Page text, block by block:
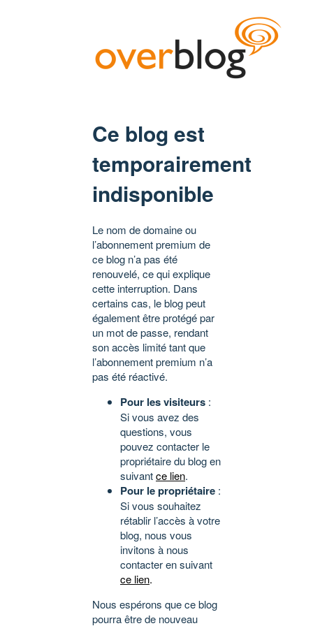
Ce blog est
temporairement
indisponible
Le nom de domaine ou
l’abonnement premium de
ce blog n’a pas été
renouvelé, ce qui explique
cette interruption. Dans
certains cas, le blog peut
également être protégé par
un mot de passe, rendant
son accès limité tant que
l’abonnement premium n’a
pas été réactivé.
Pour les visiteurs :
Si vous avez des
questions, vous
pouvez contacter le
propriétaire du blog en
suivantce lien.
Pour le propriétaire :
Si vous souhaitez
rétablir l’accès à votre
blog, nous vous
invitons à nous
contacter en suivant
ce lien.
Nous espérons que ce blog
pourra être de nouveau